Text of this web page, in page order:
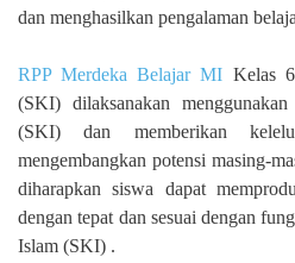
dan menghasilkan pengalaman
RPP Merdeka Belajar MI Kelas
(SKI) dilaksanakan
(SKI) dan memberikan
mengembangkan potensi masing-
diharapkan siswa dapat
dengan tepat dan sesuai dengan
Islam (SKI) .